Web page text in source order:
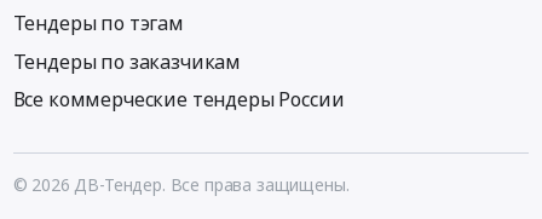
Тендеры по тэгам
Тендеры по заказчикам
Все коммерческие тендеры России
© 2026 ДВ-Тендер. Все права защищены.